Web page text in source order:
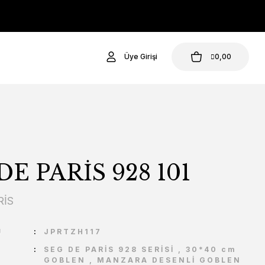
Üye Girişi 0,00
PARİS 928 101
JPRTZH117
SEG DE PARİS 928 SERİSİ , 30*40 cm
GOBLEN
, MANZARA DESENLİ GOBLEN